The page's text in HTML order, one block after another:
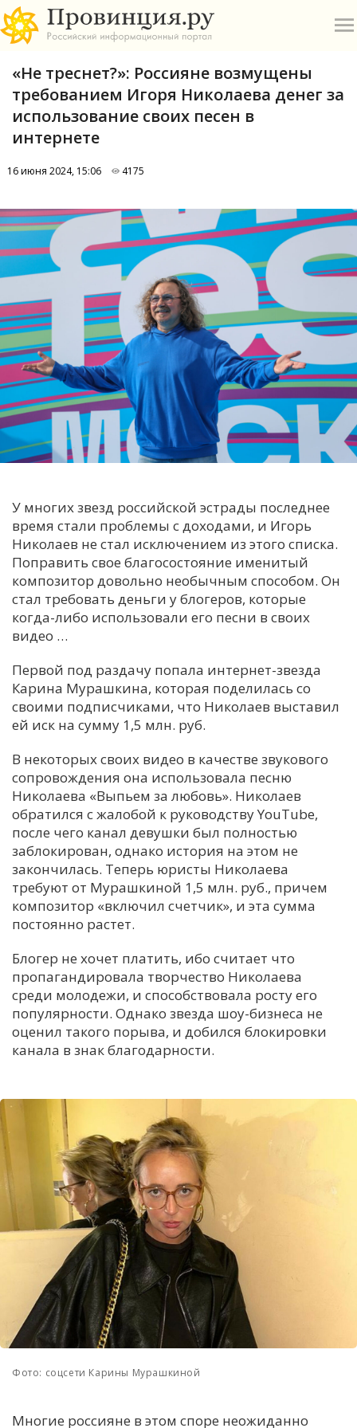
А
Б
В
Е
И
М
С
У
Х
Я
«Не треснет?»: Россияне возмущены
требованием Игоря Николаева денег за
использование своих песен в
интернете
16 июня 2024, 15:06 4175
У многих звезд российской эстрады последнее
время стали проблемы с доходами, и Игорь
Николаев не стал исключением из этого списка.
Поправить свое благосостояние именитый
композитор довольно необычным способом. Он
стал требовать деньги у блогеров, которые
когда-либо использовали его песни в своих
видео …
Первой под раздачу попала интернет-звезда
Карина Мурашкина, которая поделилась со
своими подписчиками, что Николаев выставил
ей иск на сумму 1,5 млн. руб.
В некоторых своих видео в качестве звукового
сопровождения она использовала песню
Николаева «Выпьем за любовь». Николаев
обратился с жалобой к руководству YouTube,
после чего канал девушки был полностью
заблокирован, однако история на этом не
закончилась. Теперь юристы Николаева
требуют от Мурашкиной 1,5 млн. руб., причем
композитор «включил счетчик», и эта сумма
постоянно растет.
Блогер не хочет платить, ибо считает что
пропагандировала творчество Николаева
среди молодежи, и способствовала росту его
популярности. Однако звезда шоу-бизнеса не
оценил такого порыва, и добился блокировки
канала в знак благодарности.
Фото: соцсети Карины Мурашкиной
Многие россияне в этом споре неожиданно